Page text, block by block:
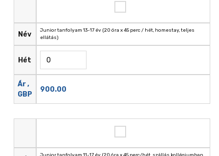
Név
Hét
Ár ,
GBP
Junior tanfolyam 13-17 év (20 óra x 45 perc / hét, homestay, teljes
ellátás)
900.00